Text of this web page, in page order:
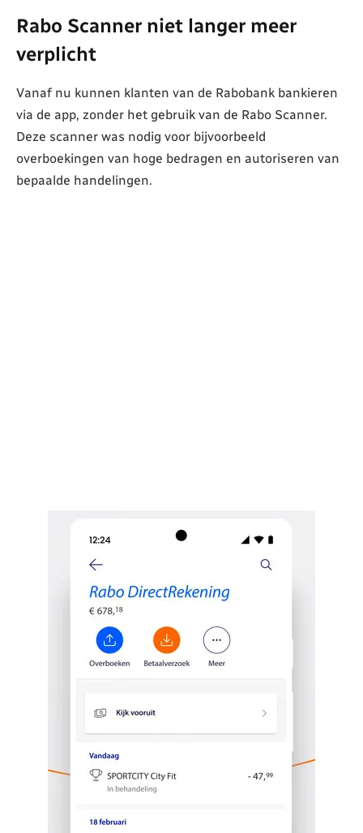
Rabo Scanner niet langer meer
verplicht
Vanaf nu kunnen klanten van de Rabobank bankieren
via de app, zonder het gebruik van de Rabo Scanner.
Deze scanner was nodig voor bijvoorbeeld
overboekingen van hoge bedragen en autoriseren van
bepaalde handelingen.